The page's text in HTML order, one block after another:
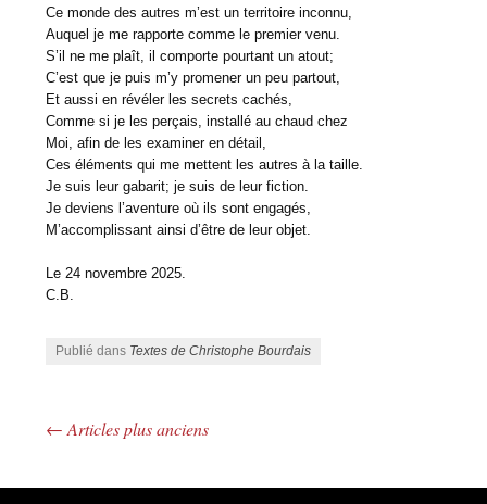
Ce monde des autres m’est un territoire inconnu,
Auquel je me rapporte comme le premier venu.
S’il ne me plaît, il comporte pourtant un atout;
C’est que je puis m’y promener un peu partout,
Et aussi en révéler les secrets cachés,
Comme si je les perçais, installé au chaud chez
Moi, afin de les examiner en détail,
Ces éléments qui me mettent les autres à la taille.
Je suis leur gabarit; je suis de leur fiction.
Je deviens l’aventure où ils sont engagés,
M’accomplissant ainsi d’être de leur objet.
Le 24 novembre 2025.
C.B.
Publié dans Textes de Christophe Bourdais
Navigation des articles
←Articles plus anciens